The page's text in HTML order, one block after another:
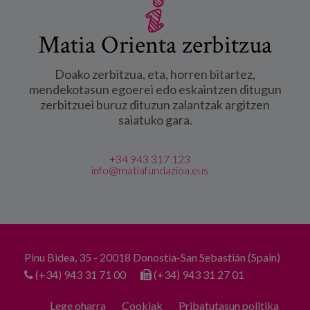
Matia Orienta zerbitzua
Doako zerbitzua, eta, horren bitartez,
mendekotasun egoerei edo eskaintzen ditugun
zerbitzuei buruz dituzun zalantzak argitzen
saiatuko gara.
+34 943 317 123
info@matiafundazioa.eus
Pinu Bidea, 35 - 20018 Donostia-San Sebastián (Spain)
(+34) 943 31 71 00
(+34) 943 31 27 01
Lege oharra Cookiak Pribatutasun politika